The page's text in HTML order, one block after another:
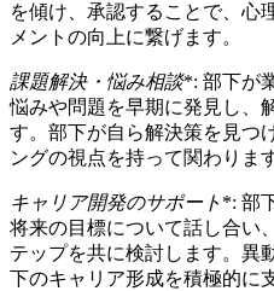
を傾け、承認することで、心
メントの向上に繋げます。
課題解決・悩み相談*: 部下が
悩みや問題を早期に発見し、
す。部下が自ら解決策を見つ
ングの視点を持って関わります
キャリア開発のサポート *: 部
将来の目標について話し合い
テップを共に検討します。異
下のキャリア形成を積極的に